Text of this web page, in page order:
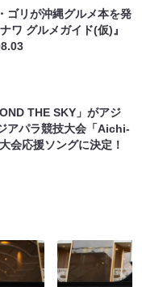
ゴリが沖縄グルメ本を発
ワ グルメガイド(仮)』
THE SKY」がアジ
アパラ競技大会「Aichi-
会応援ソングに決定！